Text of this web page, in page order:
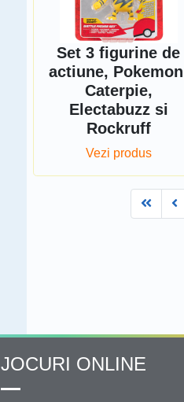
Set 3 figurine de
actiune,
Caterpie,
Electabuzz si
Rockruff
Vezi produs
First
JOCURI ONLINE